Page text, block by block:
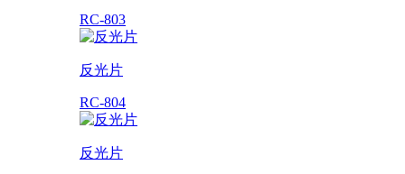
RC-803
反光片
RC-804
反光片